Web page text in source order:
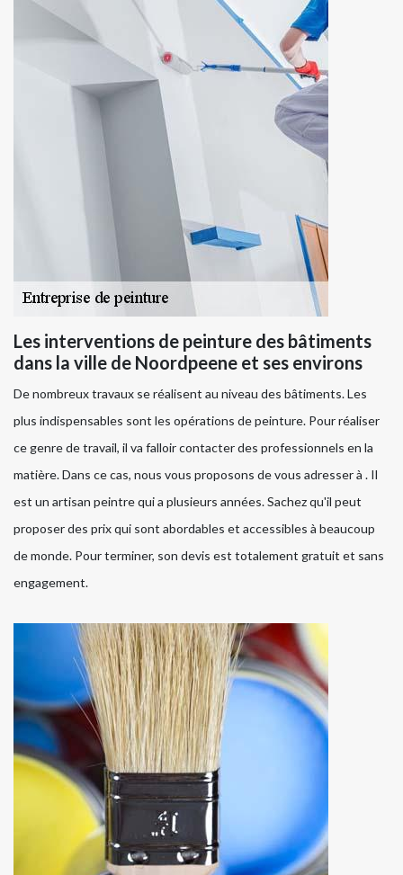
Les interventions de peinture des bâtiments
dans la ville de Noordpeene et ses environs
De nombreux travaux se réalisent au niveau des bâtiments. Les
plus indispensables sont les opérations de peinture. Pour réaliser
ce genre de travail, il va falloir contacter des professionnels en la
matière. Dans ce cas, nous vous proposons de vous adresser à . Il
est un artisan peintre qui a plusieurs années. Sachez qu'il peut
proposer des prix qui sont abordables et accessibles à beaucoup
de monde. Pour terminer, son devis est totalement gratuit et sans
engagement.